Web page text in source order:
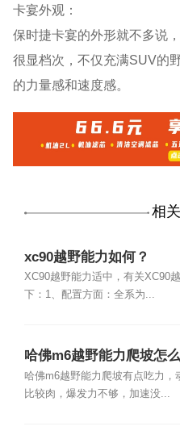
卡宴外观：
保时捷卡宴的外形就不多说
很显档次，不仅充满SUV的
的力量感和速度感。
相
xc90越野能力如何？
XC90越野能力适中，有关XC90
下：1、配置方面：全系为...
哈佛m6越野能力爬坡怎
哈佛m6越野能力爬坡有点吃力，
比较肉，爆发力不够，加速没...